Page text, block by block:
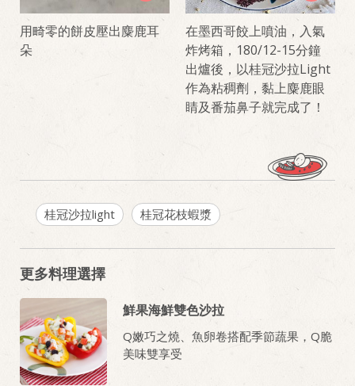
用畸零的餅皮壓出麋鹿耳
朵
在墨西哥餃上噴油，入氣
炸烤箱，180/12-15分鐘
出爐後，以桂冠沙拉Light
作為粘稠劑，黏上麋鹿眼
睛及番茄鼻子就完成了！
桂冠沙拉light 桂冠花枝蝦漿
更多料理選擇
鮮果海鮮雙色沙拉
Q嫩巧之燒、魚卵卷搭配季節蔬果，Q脆
美味雙享受